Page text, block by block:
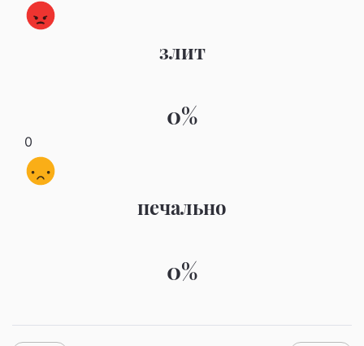
злит
0%
0
печально
0%